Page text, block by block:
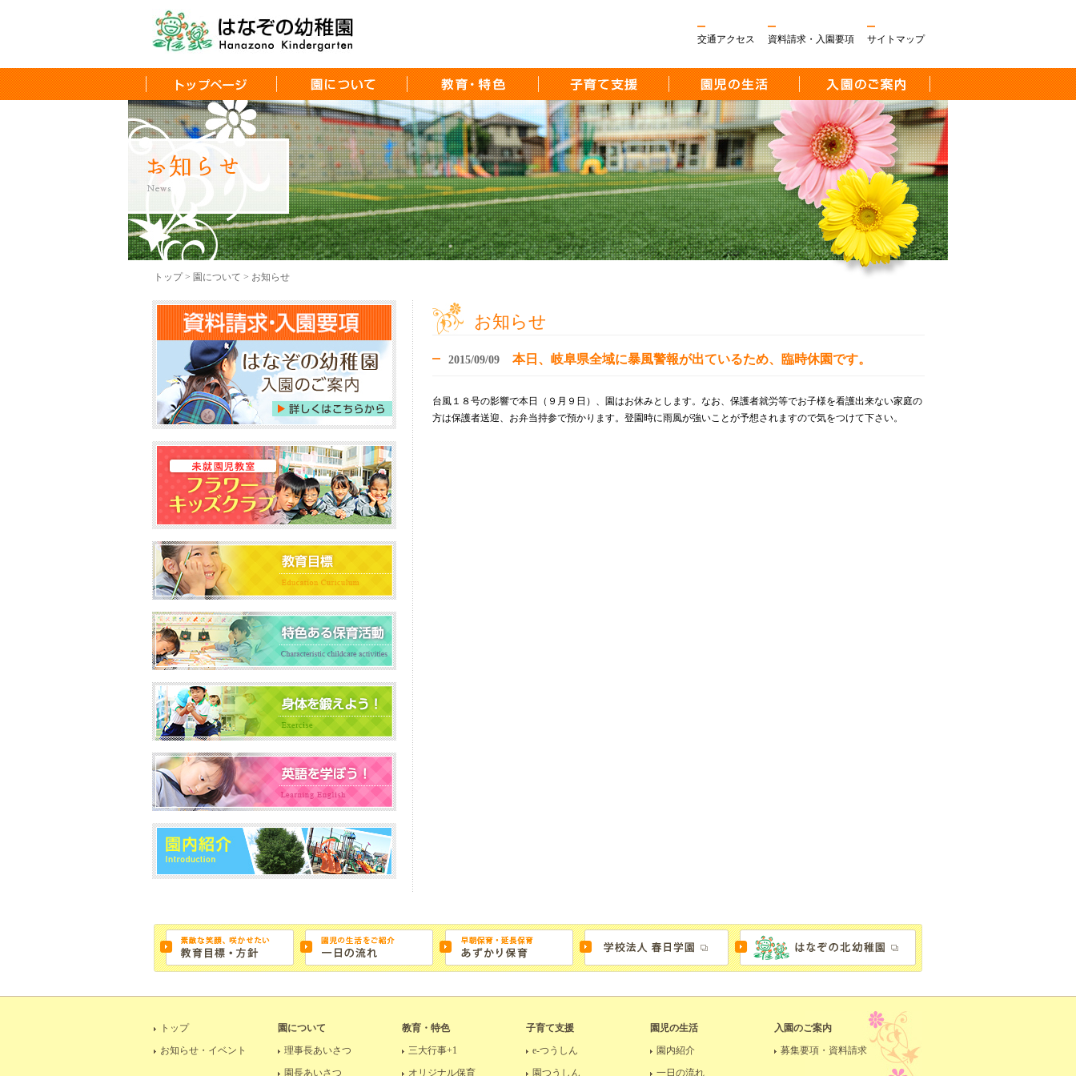
交通アクセス 資料請求・入園要項 サイトマップ
トップ > 園について > お知らせ
お知らせ
2015/09/09 本日、岐阜県全域に暴風警報が出ているため、臨時休園です。
台風１８号の影響で本日（９月９日）、園はお休みとします。なお、保護者就労等でお子様を看護出来ない家庭の
方は保護者送迎、お弁当持参で預かります。登園時に雨風が強いことが予想されますので気をつけて下さい。
トップ
お知らせ・イベント
園について
理事長あいさつ
園長あいさつ
教育・特色
三大行事+1
オリジナル保育
子育て支援
e-つうしん
園つうしん
園児の生活
園内紹介
一日の流れ
入園のご案内
募集要項・資料請求